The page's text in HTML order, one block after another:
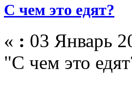
С чем это едят?
« : 03 Январь
"С чем это